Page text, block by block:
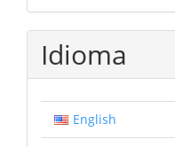
Idioma
English